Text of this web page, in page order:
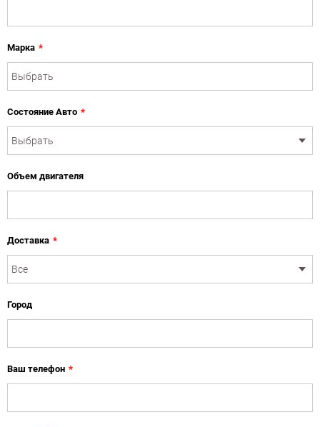
Марка *
Состояние Авто *
Объем двигателя
Доставка *
Город
Ваш телефон *